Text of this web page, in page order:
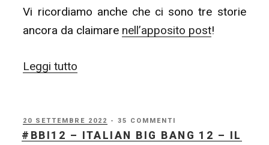
Vi ricordiamo anche che ci sono tre storie
ancora da claimare nell’apposito post!
Leggi tutto
Big
Bang
PUBBLICATO
IL
20 SETTEMBRE 2022 - 35 COMMENTI
#BBI12 – ITALIAN BIG BANG 12 – IL